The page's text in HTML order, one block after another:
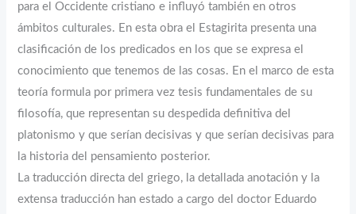
para el Occidente cristiano e influyó también en otros
ámbitos culturales. En esta obra el Estagirita presenta una
clasificación de los predicados en los que se expresa el
conocimiento que tenemos de las cosas. En el marco de esta
teoría formula por primera vez tesis fundamentales de su
filosofía, que representan su despedida definitiva del
platonismo y que serían decisivas y que serían decisivas para
la historia del pensamiento posterior.
La traducción directa del griego, la detallada anotación y la
extensa traducción han estado a cargo del doctor Eduardo